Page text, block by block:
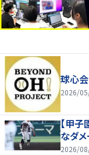
球心
2026/
【甲
なダ
2026/